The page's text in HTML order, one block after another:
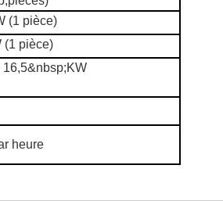
(1 pièce)
(1 pièce)
heure